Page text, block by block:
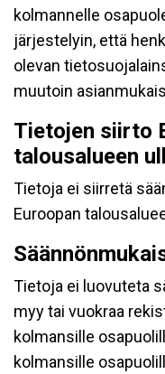
kolmannelle
järjestelyin, että
olevan
muutoin
Tietojen siirto
talousalueen
Tietoja ei siirretä
Euroopan
Tietoja ei luovuteta
myy tai vuokraa
kolmansille
kolmansille